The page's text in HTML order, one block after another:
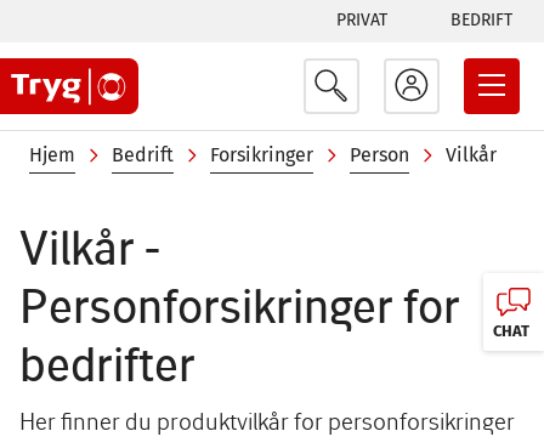
hovedinnhold
Tabs
menu
PRIVAT BEDRIFT
Navigasjonssti
Hjem Bedrift Forsikringer Person Vilkår
Vilkår -
Personforsikringer for
bedrifter
Her finner du produktvilkår for personforsikringer
CHAT